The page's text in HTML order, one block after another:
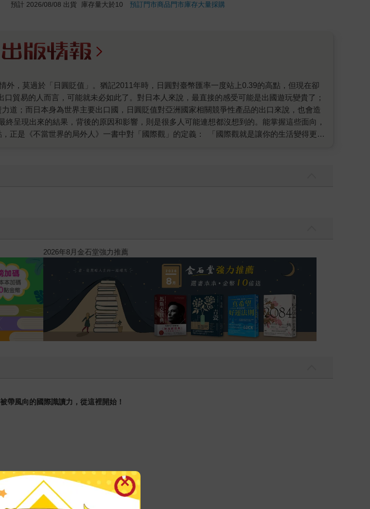
預計 2026/08/08 出貨
庫存量大於10預訂門市商品門市庫存大量採購
貿易的人而言，可能就未必如此了。對日本人來說，最直接的感受可能是出國遊玩變貴了；
道；而日本身為世界主要出口國，日圓貶值對亞洲國家相關競爭性產品的出口來說，也會造
呈現出來的結果，背後的原因和影響，則是很多人可能連想都沒想到的。能掌握這些面向，
正是《不當世界的局外人》一書中對「國際觀」的定義： 「國際觀就是讓你的生活變得更可
自己的意志決定。一如本書所說，任何家庭瑣事背後，「都能在後頭拉出一顆圓滾滾的毛
己的一方小天地，大喊「帝力於我有何哉」的場景終究只能存在於上古傳說；「不知有漢，
著社會，國際之間的關係也會反過來影響個人的選擇和行為。當原有的視角和觀點已經不夠
改善與他人之間的關係。更進一步來說，還能幫助我們客觀了解每個國家的的優缺點；此
2026年8月金石堂強力推薦
帶風向的國際識讀力，從這裡開始！